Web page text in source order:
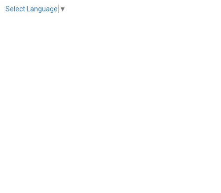
Select Language ▼